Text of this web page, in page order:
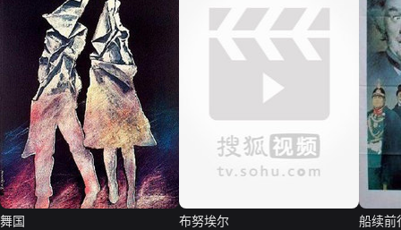
舞国
布努埃尔
船续前